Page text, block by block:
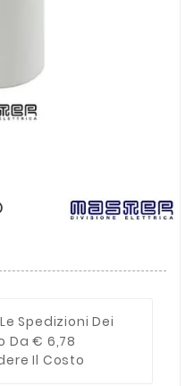
Le Spedizioni Dei
Da € 6,78
Il Costo